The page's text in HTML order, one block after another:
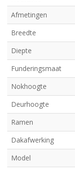
Afmetingen
Breedte
Diepte
Funderingsmaat
Nokhoogte
Deurhoogte
Ramen
Dakafwerking
Model